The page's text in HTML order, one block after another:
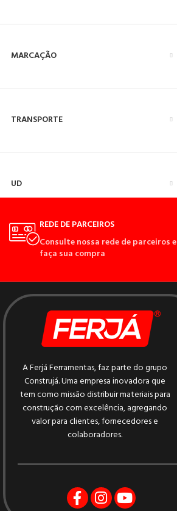
MARCAÇÃO
TRANSPORTE
UD
REDE DE PARCEIROS
Consulte nossa rede de parceiros e
faça sua compra
A Ferjá Ferramentas, faz parte do grupo
Construjá. Uma empresa inovadora que
tem como missão distribuir materiais para
construção com excelência, agregando
valor para clientes, fornecedores e
colaboradores.